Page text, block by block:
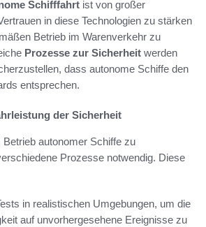
Schifffahrt ist von großer
in diese Technologien zu stärken
Betrieb im Warenverkehr zu
Prozesse zur Sicherheit werden
dass autonome Schiffe den
entsprechen.
der Sicherheit
autonomer Schiffe zu
Prozesse notwendig. Diese
in realistischen Umgebungen, um die
auf unvorhergesehene Ereignisse zu